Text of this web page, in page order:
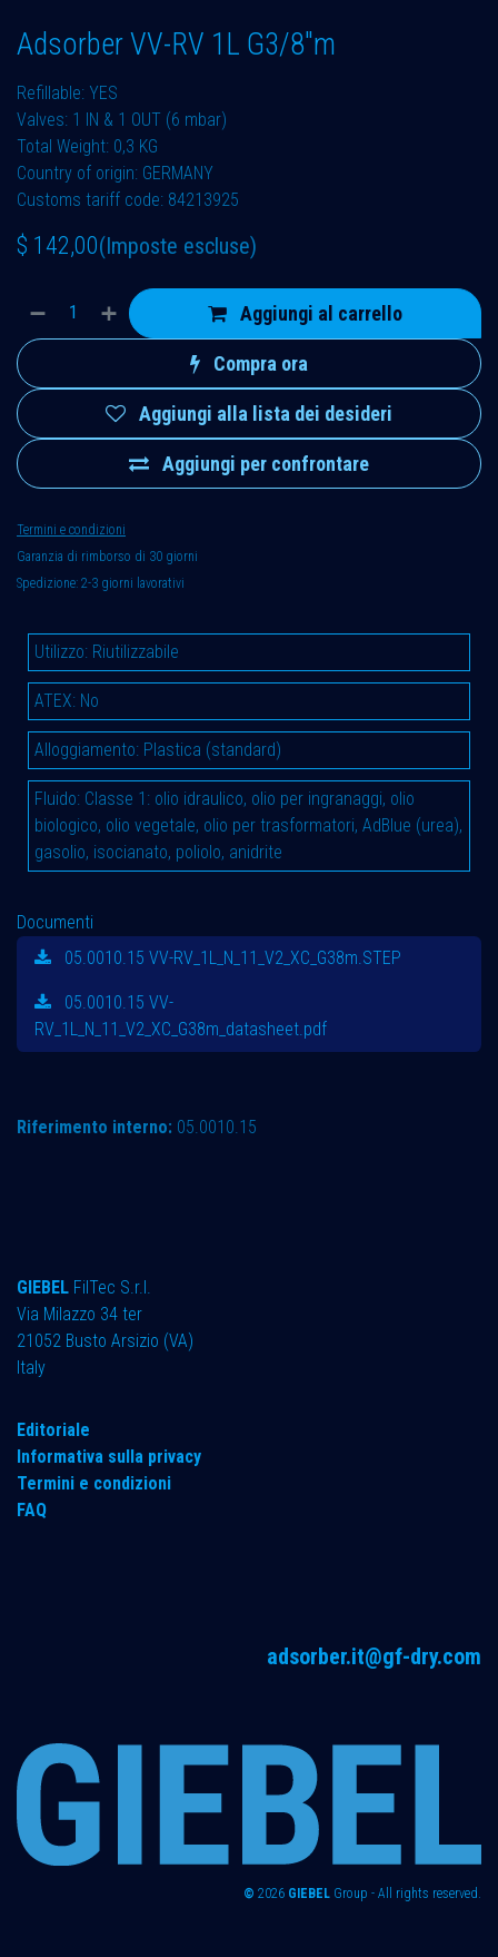
Adsorber VV-RV 1L G3/8"m
Refillable: YES
Valves: 1 IN & 1 OUT (6 mbar)
Total Weight: 0,3 KG
Country of origin: GERMANY
Customs tariff code: 84213925
$ 142,00(Imposte escluse)
Aggiungi al carrello
Compra ora
Aggiungi per confrontare
Aggiungi alla lista dei desideri
Termini e condizioni
Garanzia di rimborso di 30 giorni
Spedizione: 2-3 giorni lavorativi
Utilizzo: Riutilizzabile
ATEX: No
Alloggiamento: Plastica (standard)
Fluido: Classe 1: olio idraulico, olio per ingranaggi, olio
biologico, olio vegetale, olio per trasformatori, AdBlue (urea),
gasolio, isocianato, poliolo, anidrite
Documenti
05.0010.15 VV-RV_1L_N_11_V2_XC_G38m.STEP
05.0010.15 VV-
RV_1L_N_11_V2_XC_G38m_datasheet.pdf
Riferimento interno: 05.0010.15
GIEBEL FilTec S.r.l.
Via Milazzo 34 ter ​
21052 Busto Arsizio (VA)
Italy
Editoriale
Informativa sulla privacy
Termini e condizioni
FAQ
adsorber.it@gf-dry.com
© 2026 GIEBEL Group - All rights reserved.